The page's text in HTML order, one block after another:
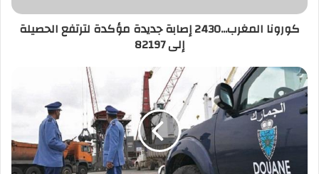
82197
كورونا المغرب...2430 إصابة جديدة مؤكدة لترتفع الحصيلة
إلى 82197
إحباط
تهريب
كمية
مهمة
الهواتف
والأجهزة